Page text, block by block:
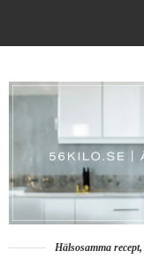
Hälsosamma